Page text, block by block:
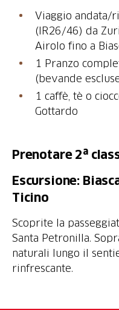
Viaggio andata/
(IR26/46) da
Airolo fino a
1 Pranzo
(bevande
1 caffè, tè o
Gottardo
Prenotare 2ª
Escursione:
Ticino
Scoprite la
Santa Petronilla.
naturali lungo il
rinfrescante.